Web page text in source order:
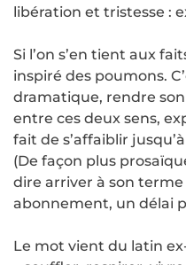
libération et tristesse :
Si l’on s’en tient aux
inspiré des poumons.
dramatique, rendre
entre ces deux sens,
fait de s’affaiblir
(De façon plus
dire arriver à son
abonnement, un délai
Le mot vient du latin